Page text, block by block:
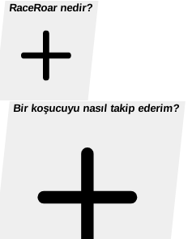
RaceRoar nedir?
Bir koşucuyu nasıl takip ederim?